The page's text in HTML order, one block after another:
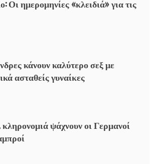
Οι ημερομηνίες «κλειδιά» για τις
κάνουν καλύτερο σεξ με
ασταθείς γυναίκες
ψάχνουν οι Γερμανοί